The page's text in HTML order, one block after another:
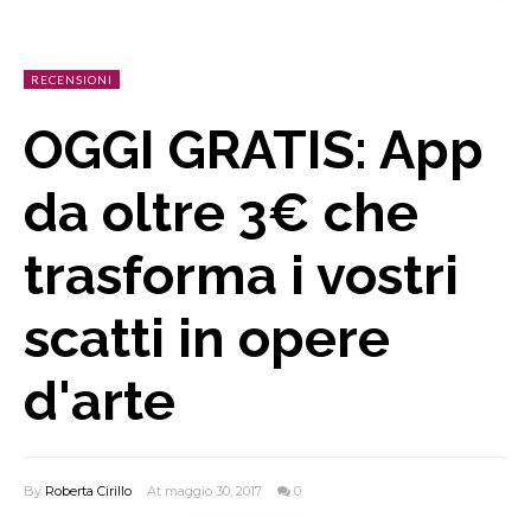
RECENSIONI
OGGI GRATIS: App
da oltre 3€ che
trasforma i vostri
scatti in opere
d'arte
By Roberta Cirillo At maggio 30, 2017 0